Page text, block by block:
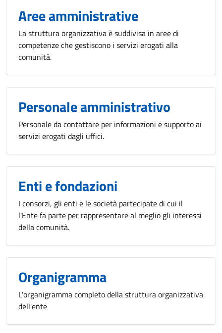
Aree amministrative
La struttura organizzativa è suddivisa in aree di
competenze che gestiscono i servizi erogati alla
comunità.
Personale amministrativo
Personale da contattare per informazioni e supporto ai
servizi erogati dagli uffici.
Enti e fondazioni
I consorzi, gli enti e le società partecipate di cui il
l'Ente fa parte per rappresentare al meglio gli interessi
della comunità.
Organigramma
L'organigramma completo della struttura organizzativa
dell'ente